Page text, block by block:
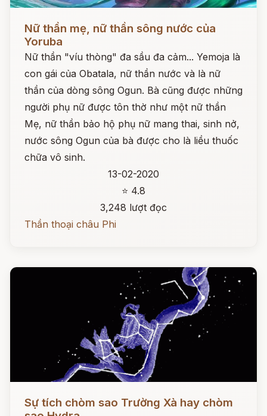
Nữ thần mẹ, nữ thần sông nước của
Yoruba
Nữ thần "víu thòng" đa sầu đa cảm... Yemoja là
con gái của Obatala, nữ thần nước và là nữ
thần của dòng sông Ogun. Bà cũng được những
người phụ nữ được tôn thờ như một nữ thần
Mẹ, nữ thần bảo hộ phụ nữ mang thai, sinh nở,
nước sông Ogun của bà được cho là liều thuốc
chữa vô sinh.
13-02-2020
⭐ 4.8
3,248 lượt đọc
Thần thoại châu Phi
Sự tích chòm sao Trường Xà hay chòm